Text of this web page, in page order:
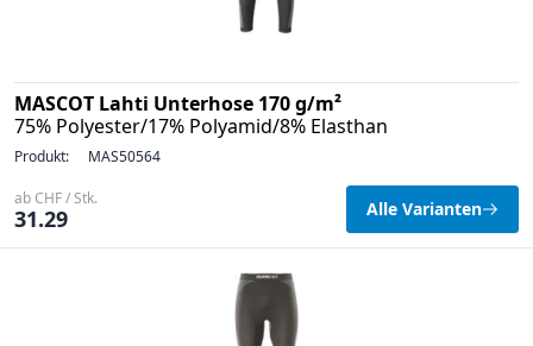
MASCOT Lahti Unterhose 170 g/m²
75% Polyester/17% Polyamid/8% Elasthan
Produkt: MAS50564
ab CHF / Stk.
31.29 Alle Varianten